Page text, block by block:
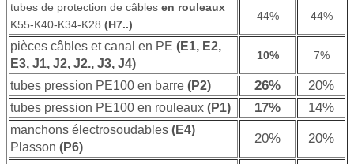
tubes de protection de câbles en rouleaux
K55-K40-K34-K28 (H7..)
44% 44%
pièces câbles et canal en PE (E1, E2,
E3, J1, J2, J2., J3, J4)
10% 7%
tubes pression PE100 en barre (P2) 26% 20%
tubes pression PE100 en rouleaux (P1) 17% 14%
manchons électrosoudables (E4)
Plasson (P6)
20% 20%